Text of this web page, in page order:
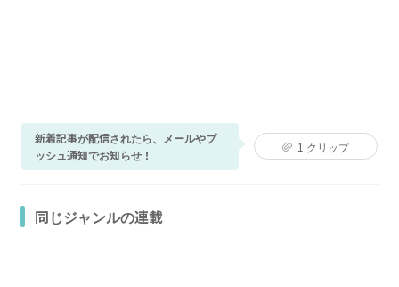
新着記事が配信されたら、メールやプ
ッシュ通知でお知らせ！
1 クリップ
同じジャンルの連載